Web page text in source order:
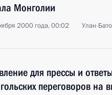
Монголии
2000 года, 00:02 Улан-
для прессы и
переговоров на